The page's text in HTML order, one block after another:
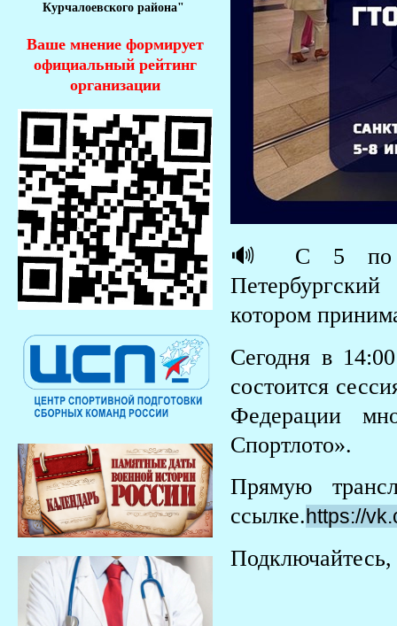
Курчалоевского района"
Ваше мнение формирует
официальный рейтинг
организации
🔊 С 5 по 8
котором
Сегодня в
состоится
Федерации
Спортлото».
Прямую
ссылке.https://
Подключайтесь,